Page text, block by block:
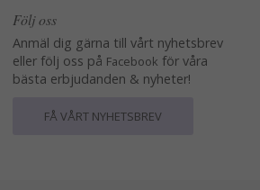
Följ oss
Anmäl dig gärna till vårt nyhetsbrev
eller följ oss på Facebook för våra
bästa erbjudanden & nyheter!
FÅ VÅRT NYHETSBREV